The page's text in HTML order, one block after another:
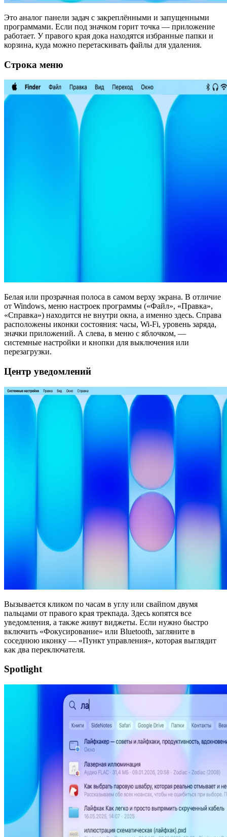
Это аналог панели задач с закреплёнными и запущенными
программами. Если под значком горит точка — приложение
работает. У правого края дока находятся избранные папки и
корзина, куда можно перетаскивать файлы для удаления.
Строка меню
Белая или прозрачная полоса в самом верху экрана. В отличие
от Windows, меню настроек программы («Файл», «Правка»,
«Справка») находится не внутри окна, а именно здесь. Справа
расположены иконки состояния: часы, Wi-Fi, уровень заряда,
значки приложений. А слева, в меню с яблочком, —
системные настройки и кнопки для выключения или
перезагрузки.
Центр уведомлений
Вызывается кликом по часам в углу или свайпом двумя
пальцами от правого края трекпада. Здесь копятся все
уведомления, а также живут виджеты. Если нужно быстро
включить «Фокусирование» или Bluetooth, загляните в
соседнюю иконку — «Пункт управления», которая выглядит
как два переключателя.
Spotlight